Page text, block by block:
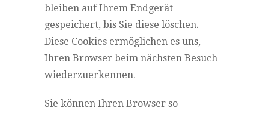
bleiben auf Ihrem Endgerät
gespeichert, bis Sie diese löschen.
Diese Cookies ermöglichen es uns,
Ihren Browser beim nächsten Besuch
wiederzuerkennen.
Sie können Ihren Browser so